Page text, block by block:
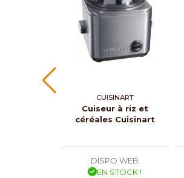
CUISINART
Cuiseur à riz et
céréales Cuisinart
DISPO WEB
EN STOCK !